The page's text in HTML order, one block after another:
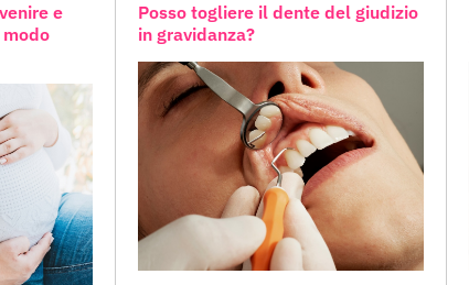
e
Posso togliere il dente del giudizio
in gravidanza?